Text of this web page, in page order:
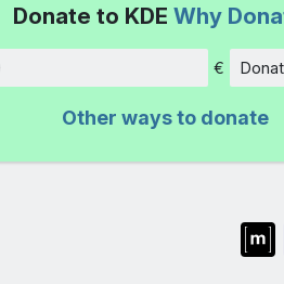
Donate to KDE Why
Amount
€
Other ways to donate